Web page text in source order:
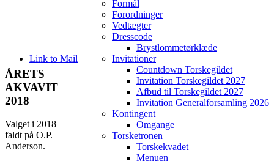
Link to Mail
Formål
Forordninger
Vedtægter
Dresscode
Brystlommetørklæde
Invitationer
Countdown Torskegildet
Invitation Torskegildet 2027
Afbud til Torskegildet 2027
Invitation Generalforsamling 2026
Kontingent
Omgange
Torsketronen
Torskekvadet
Menuen
ÅRETS
AKVAVIT
2018
Valget i 2018
faldt på O.P.
Anderson.